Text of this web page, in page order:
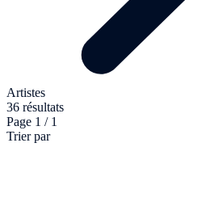
Artistes
36 résultats
Page 1 / 1
Trier par